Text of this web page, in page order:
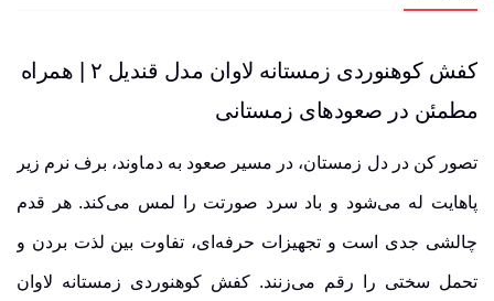
کفش کوهنوردی زمستانه لاوان مدل قندیل ۲ | همراه
مطمئن در صعودهای زمستانی
تصور کن در دل زمستان، در مسیر صعود به دماوند، برف نرم زیر
پاهایت له می‌شود و باد سرد صورتت را لمس می‌کند. هر قدم
چالشی جدی است و تجهیزات حرفه‌ای، تفاوت بین لذت بردن و
تحمل سختی را رقم می‌زنند. کفش کوهنوردی زمستانه لاوان